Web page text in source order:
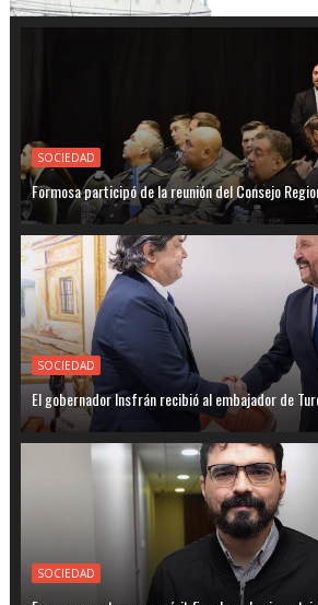
SOCIEDAD
Formosa participó de la reunión del Consejo
SOCIEDAD
El gobernador Insfrán recibió al embajador de
SOCIEDAD